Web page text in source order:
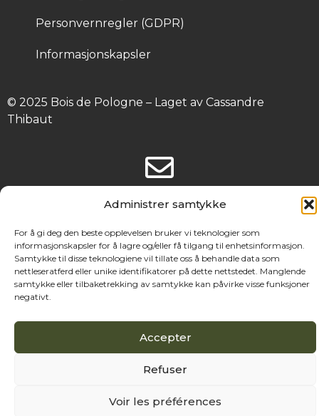
Administrer samtykke
For å gi deg den beste opplevelsen bruker vi teknologier som
informasjonskapsler for å lagre og/eller få tilgang til enhetsinformasjon.
Samtykke til disse teknologiene vil tillate oss å behandle data som
nettleseratferd eller unike identifikatorer på dette nettstedet. Manglende
samtykke eller tilbaketrekking av samtykke kan påvirke visse funksjoner
negativt.
Accepter
Refuser
Voir les préférences
Personvernregler (GDPR)
Informasjonskapsler
© 2025 Bois de Pologne – Laget av Cassandre
Thibaut